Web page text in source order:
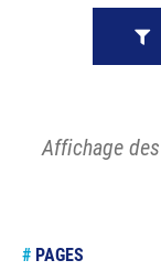
Affichage
# PAGES